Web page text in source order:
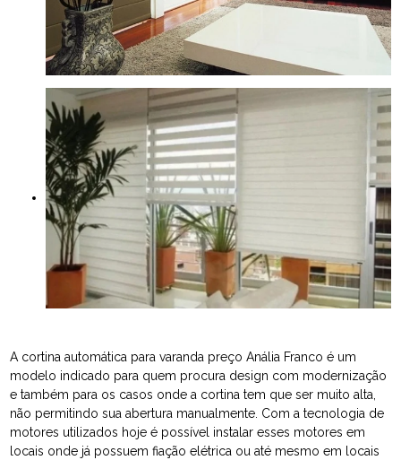
A cortina automática para varanda preço Anália Franco é um
modelo indicado para quem procura design com modernização
e também para os casos onde a cortina tem que ser muito alta,
não permitindo sua abertura manualmente. Com a tecnologia de
motores utilizados hoje é possível instalar esses motores em
locais onde já possuem fiação elétrica ou até mesmo em locais